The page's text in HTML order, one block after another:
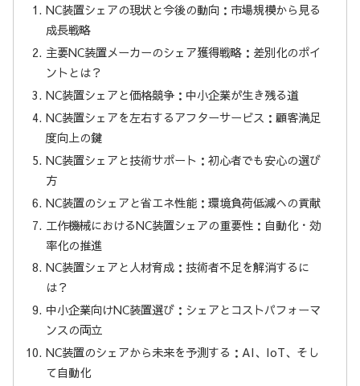
NC装置シェアの現状と今後の動向：市場規模から見る
成長戦略
主要NC装置メーカーのシェア獲得戦略：差別化のポイ
ントとは？
NC装置シェアと価格競争：中小企業が生き残る道
NC装置シェアを左右するアフターサービス：顧客満足
度向上の鍵
NC装置シェアと技術サポート：初心者でも安心の選び
方
NC装置のシェアと省エネ性能：環境負荷低減への貢献
工作機械におけるNC装置シェアの重要性：自動化・効
率化の推進
NC装置シェアと人材育成：技術者不足を解消するに
は？
中小企業向けNC装置選び：シェアとコストパフォーマ
ンスの両立
NC装置のシェアから未来を予測する：AI、IoT、そし
て自動化